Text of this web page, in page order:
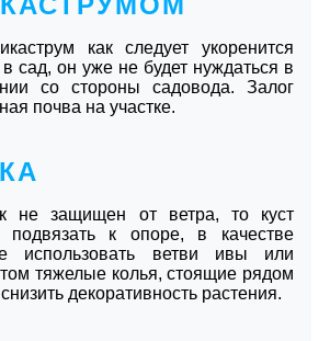
как следует укоренится
сад, он уже не будет нуждаться в
со стороны садовода. Залог
почва на участке.
не защищен от ветра, то куст
подвязать к опоре, в качестве
использовать ветви ивы или
тяжелые колья, стоящие рядом
декоративность растения.